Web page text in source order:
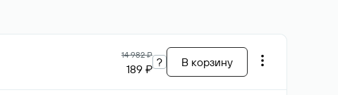
14 982 ₽
189 ₽ ? В корзину